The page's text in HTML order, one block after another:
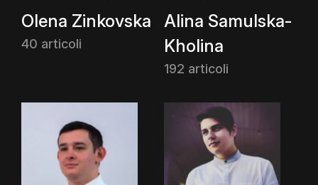
Olena Zinkovska
40 articoli
Alina Samulska-
Kholina
192 articoli